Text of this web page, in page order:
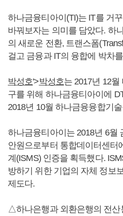
하나금융티아이(TI)는 IT를 거
바꿔보자는 의미를 담았다. 하
의 새로운 전환, 트랜스폼
걸고 금융과 IT의 융합에 박차
박성호'>박성호는 2017년 12
구를 위해 하나금융티아이에
2018년 10월 하나금융융합기
하나금융티아이는 2018년 6월
안원으로부터 통합데이터센터
계(ISMS) 인증을 획득했다.
방하기 위한 기업의 자체 정보
제도다.
△하나은행과 외환은행의 전산